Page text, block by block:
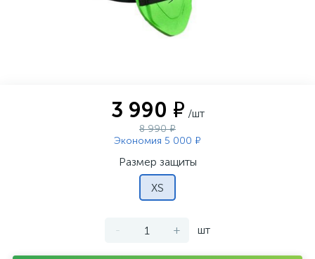
3 990 ₽ /шт
8 990 ₽
Экономия 5 000 ₽
Размер защиты
XS
- + шт